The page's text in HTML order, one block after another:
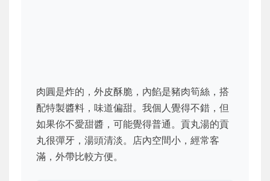
肉圓是炸的，外皮酥脆，內餡是豬肉筍絲，搭
配特製醬料，味道偏甜。我個人覺得不錯，但
如果你不愛甜醬，可能覺得普通。貢丸湯的貢
丸很彈牙，湯頭清淡。店內空間小，經常客
滿，外帶比較方便。